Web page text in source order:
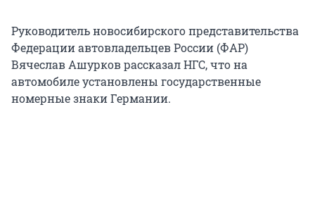
Руководитель новосибирского представительства
Федерации автовладельцев России (ФАР)
Вячеслав Ашурков рассказал НГС, что на
автомобиле установлены государственные
номерные знаки Германии.